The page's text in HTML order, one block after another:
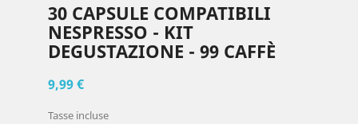
30 CAPSULE COMPATIBILI
NESPRESSO - KIT
DEGUSTAZIONE - 99 CAFFÈ
9,99 €
Tasse incluse